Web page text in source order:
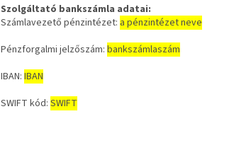
Szolgáltató bankszámla adatai:
Számlavezető pénzintézet: a pénzintézet neve
Pénzforgalmi jelzőszám: bankszámlaszám
IBAN: IBAN
SWIFT kód: SWIFT